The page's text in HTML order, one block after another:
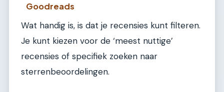
Goodreads
Wat handig is, is dat je recensies kunt filteren.
Je kunt kiezen voor de ‘meest nuttige’
recensies of specifiek zoeken naar
sterrenbeoordelingen.